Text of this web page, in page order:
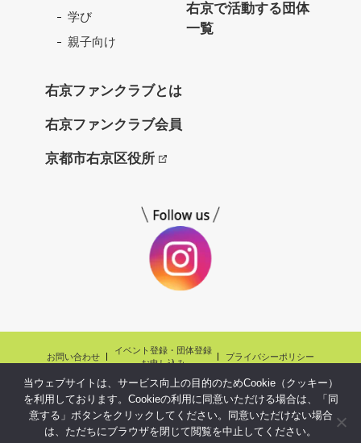
と
学び
親子向け
右京で活動する団体
一覧
右京ファンクラブとは
右京ファンクラブ会員
京都市右京区役所
お問い合わせ
イベント登録・団体登録
お申し込み
プライバシーポリシー
Copyright©ukyo fanclubnet.,Ltd.All Rights reserved.
当ウェブサイトは、サービス向上の目的のためCookie（クッキー）
を利用しております。Cookieの利用に同意いただける場合は、「同
意する」ボタンをクリックしてください。同意いただけない場合
は、ただちにブラウザを閉じて閲覧を中止してください。